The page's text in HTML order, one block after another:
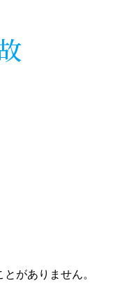
がありません。